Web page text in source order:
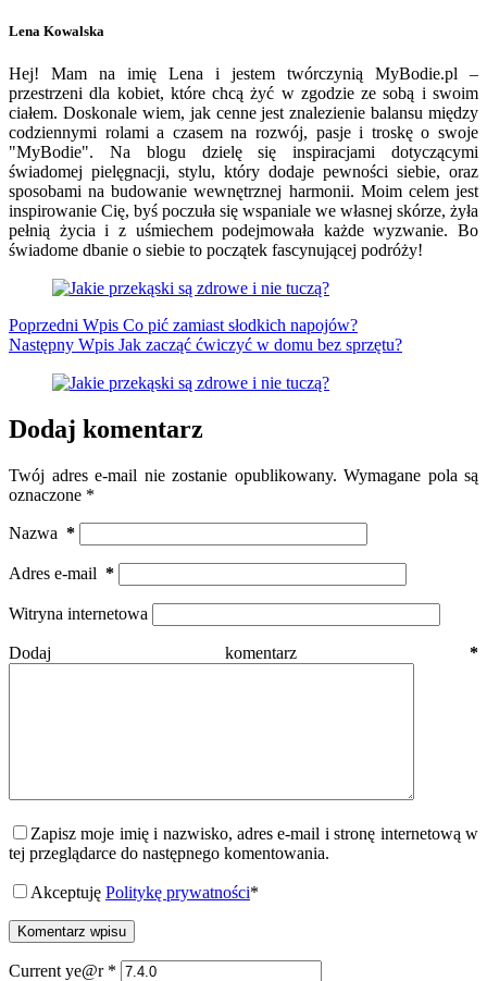
Lena Kowalska
Hej! Mam na imię Lena i jestem twórczynią MyBodie.pl –
przestrzeni dla kobiet, które chcą żyć w zgodzie ze sobą i swoim
ciałem. Doskonale wiem, jak cenne jest znalezienie balansu między
codziennymi rolami a czasem na rozwój, pasje i troskę o swoje
"MyBodie". Na blogu dzielę się inspiracjami dotyczącymi
świadomej pielęgnacji, stylu, który dodaje pewności siebie, oraz
sposobami na budowanie wewnętrznej harmonii. Moim celem jest
inspirowanie Cię, byś poczuła się wspaniale we własnej skórze, żyła
pełnią życia i z uśmiechem podejmowała każde wyzwanie. Bo
świadome dbanie o siebie to początek fascynującej podróży!
Poprzedni Wpis Co pić zamiast słodkich napojów?
Następny Wpis Jak zacząć ćwiczyć w domu bez sprzętu?
Dodaj komentarz
Twój adres e-mail nie zostanie opublikowany. Wymagane pola są
oznaczone *
Nazwa *
Adres e-mail *
Witryna internetowa
Dodaj komentarz*
Zapisz moje imię i nazwisko, adres e-mail i stronę internetową w
tej przeglądarce do następnego komentowania.
Akceptuję Politykę prywatności*
Komentarz wpisu
Current ye@r *